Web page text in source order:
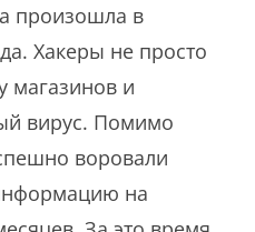
произошла в
Хакеры не просто
магазинов и
вирус. Помимо
воровали
на